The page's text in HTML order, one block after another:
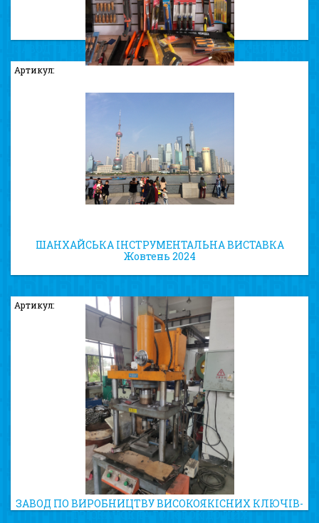
ЗАВОД ПО ВИРОБНИЦТВУ ВИСОКОЯКІСНИХ НОЖІВОК
ТА СТАМЕСОК
Артикул:
ШАНХАЙСЬКА ІНСТРУМЕНТАЛЬНА ВИСТАВКА
Жовтень 2024
Артикул:
ЗАВОД ПО ВИРОБНИЦТВУ ВИСОКОЯКІСНИХ КЛЮЧІВ-
ТРІСКАЧОК ТА ГОЛОВОК ДО НИХ